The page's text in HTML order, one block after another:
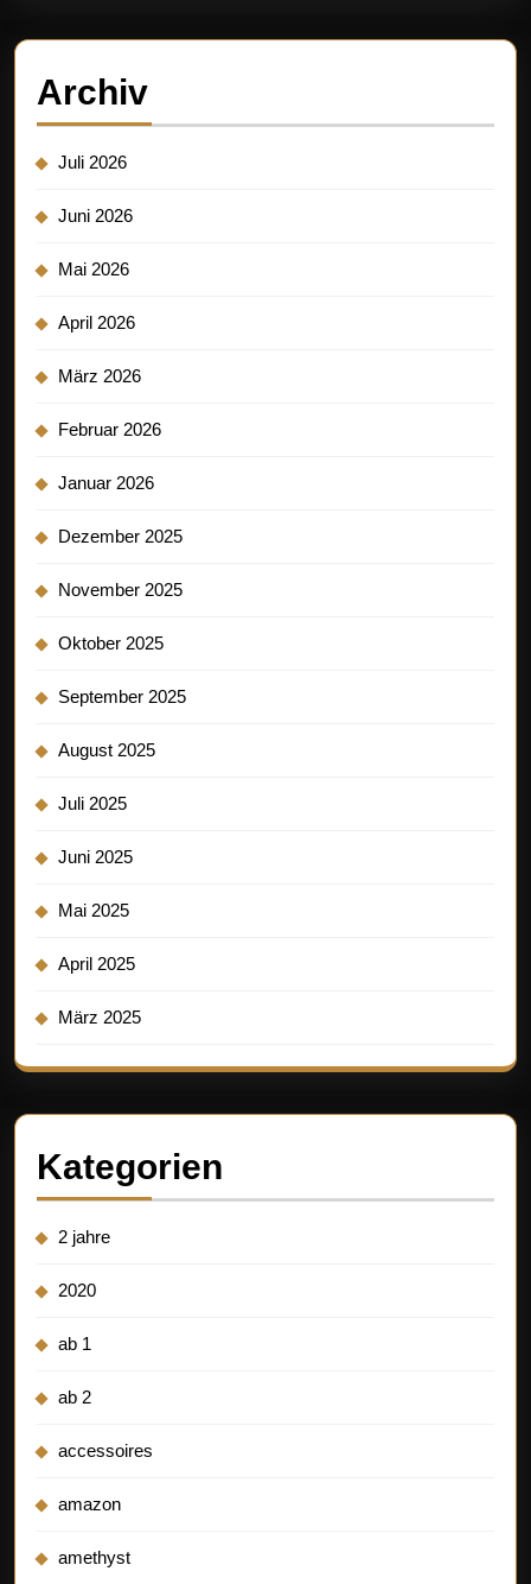
Archiv
Juli 2026
Juni 2026
Mai 2026
April 2026
März 2026
Februar 2026
Januar 2026
Dezember 2025
November 2025
Oktober 2025
September 2025
August 2025
Juli 2025
Juni 2025
Mai 2025
April 2025
März 2025
Kategorien
2 jahre
2020
ab 1
ab 2
accessoires
amazon
amethyst